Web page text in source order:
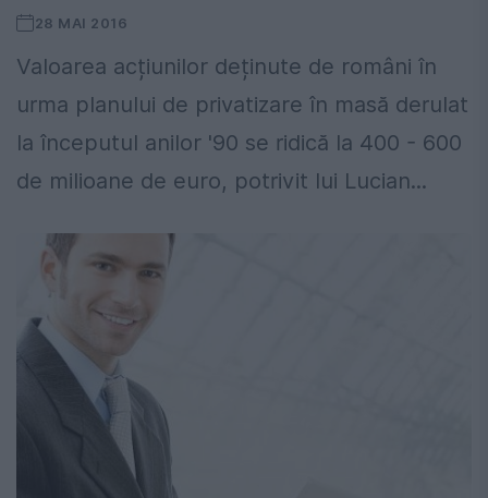
28 MAI 2016
Valoarea acțiunilor deținute de români în
urma planului de privatizare în masă derulat
la începutul anilor '90 se ridică la 400 - 600
de milioane de euro, potrivit lui Lucian...